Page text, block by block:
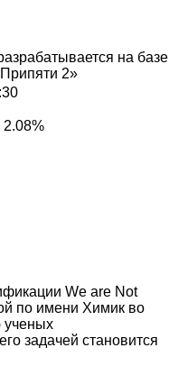
на базе
2»
2.08%
We are Not
по имени Химик во
ученых
задачей становится